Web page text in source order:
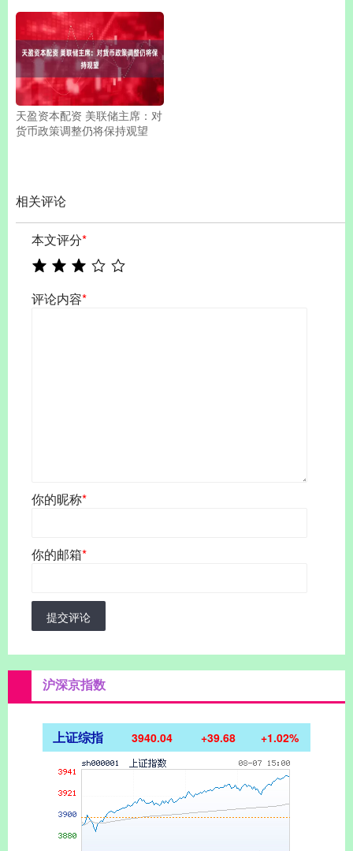
天盈资本配资 美联储主席：对
货币政策调整仍将保持观望
相关评论
本文评分*
评论内容*
你的昵称*
你的邮箱*
提交评论
沪深京指数
上证综指 3940.04 +39.68 +1.02%